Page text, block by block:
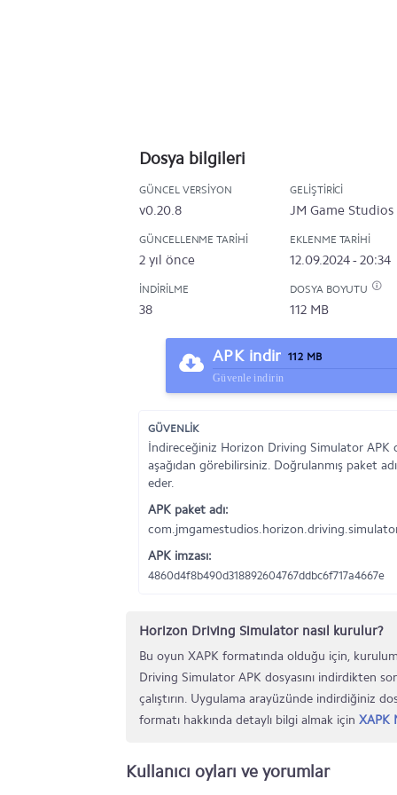
Dosya bilgileri
GÜNCEL VERSIYON
v0.20.8
GELIŞTIRICI
JM Game Studios
GÜNCELLENME TARIHI
2 yıl önce
EKLENME TARIHI
12.09.2024 - 20:34
İNDIRILME
38
DOSYA BOYUTU
112 MB
APK indir 112 MB
Güvenle indirin
GÜVENLİK
İndireceğiniz Horizon Driving Simulator APK
aşağıdan görebilirsiniz. Doğrulanmış paket
eder.
APK paket adı:
APK imzası:
4860d4f8b490d318892604767ddbc6f717a4667e
Horizon Driving Simulator nasıl kurulur?
Bu oyun XAPK formatında olduğu için,
Driving Simulator APK dosyasını indirdikten
çalıştırın. Uygulama arayüzünde indirdiğiniz
formatı hakkında detaylı bilgi almak için XAPK
Kullanıcı oyları ve yorumlar